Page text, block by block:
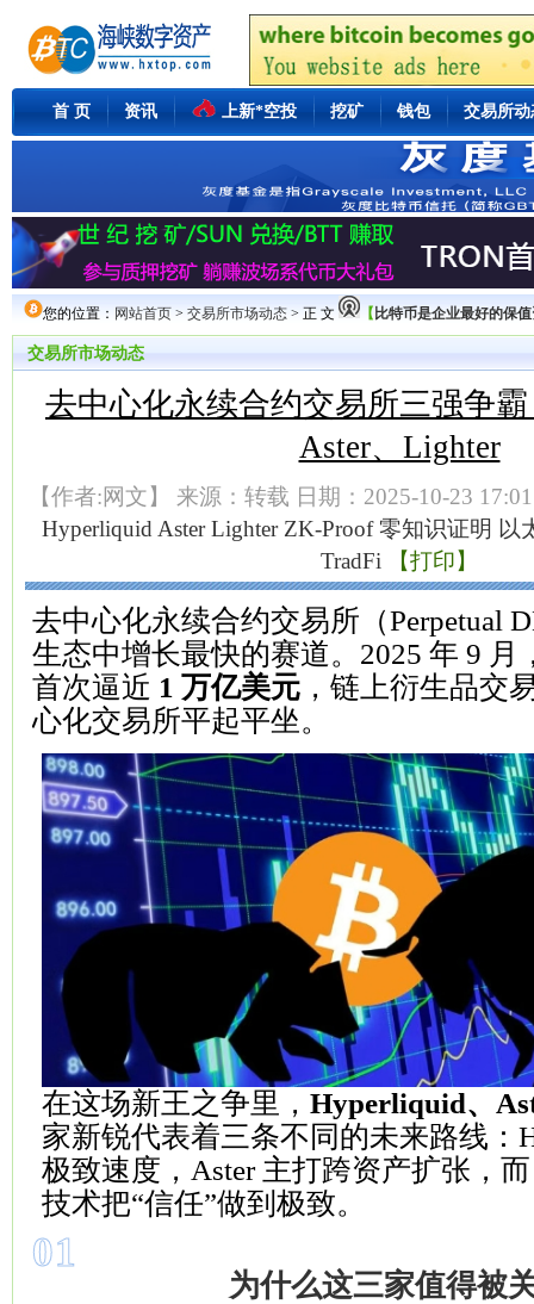
首 页 资讯 上新*空投 挖矿 钱包 交易所动
您的位置： 网站首页 > 交易所市场动态 > 正 文 【 比特币是企业最好的保
交易所市场动态
去中心化永续合约交易所三强争
Aster、Lighter
【作者:网文】 来源：转载 日期：2025-10-23
Hyperliquid Aster Lighter ZK-Proof 零知识证明 以
TradFi
【打印】
去中心化永续合约交易所（Perpetual
生态中增长最快的赛道。2025 年 9 月
首次逼近 1 万亿美元 ，链上衍生品交
心化交易所平起平坐。
在这场新王之争里， Hyperliquid、
家新锐代表着三条不同的未来路线：
极致速度，Aster 主打跨资产扩张，
技术把“信任”做到极致。
01
为什么这三家值得被